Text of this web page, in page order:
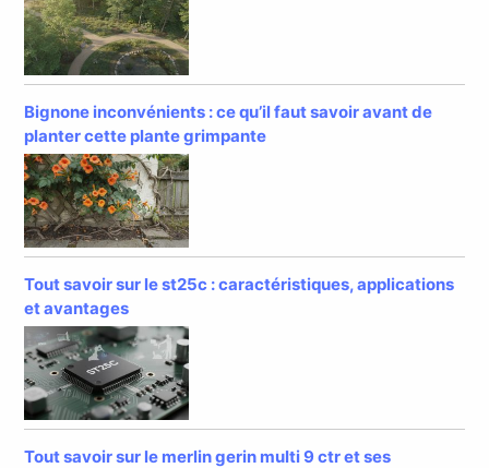
Bignone inconvénients : ce qu’il faut savoir avant de
planter cette plante grimpante
Tout savoir sur le st25c : caractéristiques, applications
et avantages
Tout savoir sur le merlin gerin multi 9 ctr et ses